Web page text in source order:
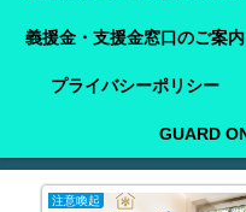
義援金・支援金窓口のご案内
プライバシーポリシー
注意喚起